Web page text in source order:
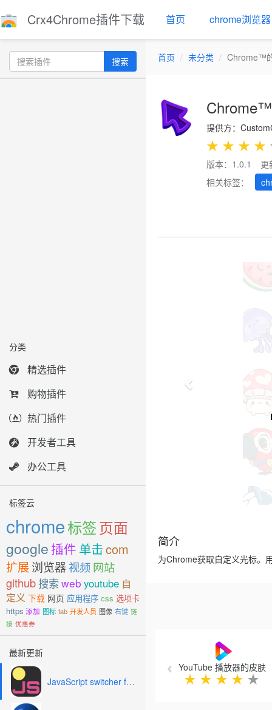
Crx4Chrome插件下载 首页 chrome浏览器
搜索
分类
精选插件
购物插件
热门插件
开发者工具
办公工具
标签云
chrome标签页面
google 插件 单击com
扩展浏览器 视频网站
github搜索web youtube 自
定义 下载 网页 应用程序 css 选项卡
https 添加 图标 tab 开发人员 图像 右键 链
接 优惠券
最新更新
JavaScript switcher for SEO and development
首页 未分类 Chrome™
提供方：
★ ★ ★ ★
版本：1.0.1
更
相关标签：
简介
为Chrome获取自定义光标。
YouTube 播放器的皮肤
★ ★ ★ ★ ★